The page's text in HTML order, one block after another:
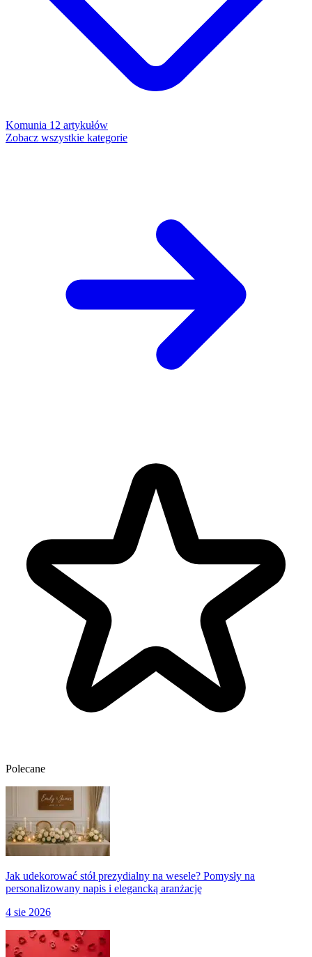
Komunia 12 artykułów
Zobacz wszystkie kategorie
Polecane
Jak udekorować stół prezydialny na wesele? Pomysły na
personalizowany napis i elegancką aranżację
4 sie 2026